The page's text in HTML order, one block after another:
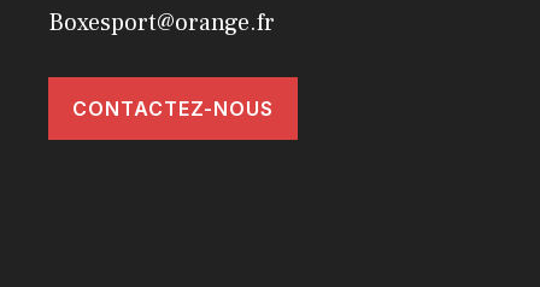
Boxesport@orange.fr
CONTACTEZ-NOUS